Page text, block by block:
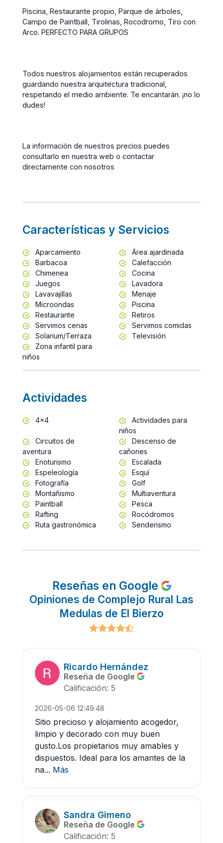
Piscina, Restaurante propio, Parque de árboles,
Campo de Paintball, Tirolinas, Rocodromo, Tiro con
Arco. PERFECTO PARA GRUPOS
Todos nuestros alojamientos están recuperados
guardando nuestra arquitectura tradicional,
respetando el medio ambiente. Te encantarán. ¡no lo
dudes!
La información de nuestros precios puedes
consultarlo en nuestra web o contactar
directamente con nosotros
Características y Servicios
Aparcamiento
Área ajardinada
Barbacoa
Calefacción
Chimenea
Cocina
Juegos
Lavadora
Lavavajillas
Menaje
Microondas
Piscina
Restaurante
Retiros
Servimos cenas
Servimos comidas
Solarium/Terraza
Televisión
Zona infantil para
niños
Actividades
4x4
Actividades para
niños
Circuitos de
aventura
Descenso de
cañones
Enoturismo
Escalada
Espeleología
Esquí
Fotografía
Golf
Montañismo
Multiaventura
Paintball
Pesca
Rafting
Rocódromos
Ruta gastronómica
Senderismo
Reseñas en Google
Opiniones de Complejo Rural Las
Medulas de El Bierzo
Ricardo Hernández
Reseña de Google
Calificación: 5
2026-05-06 12:49:48
Sitio precioso y alojamiento acogedor,
limpio y decorado con muy buen
gusto.Los propietarios muy amables y
dispuestos. Ideal para los amantes de la
na... Más
Sandra Gimeno
Reseña de Google
Calificación: 5